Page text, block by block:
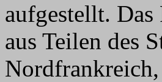
aufgestellt. Das
aus Teilen des